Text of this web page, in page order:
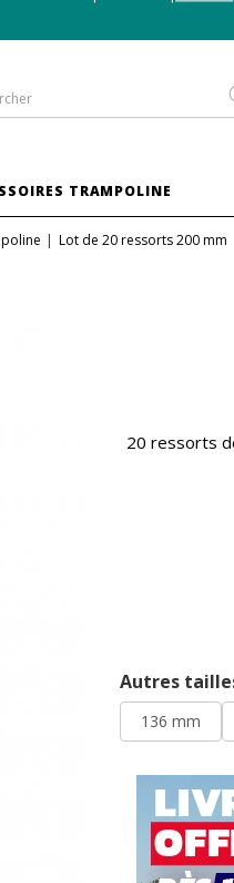
TRAMPOLINE
Lot de 20 ressorts 200 mm
20 ressorts
Autres
136 mm